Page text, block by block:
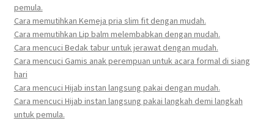
pemula.
Cara memutihkan Kemeja pria slim fit dengan mudah.
Cara memutihkan Lip balm melembabkan dengan mudah.
Cara mencuci Bedak tabur untuk jerawat dengan mudah.
Cara mencuci Gamis anak perempuan untuk acara formal di siang
hari
Cara mencuci Hijab instan langsung pakai dengan mudah.
Cara mencuci Hijab instan langsung pakai langkah demi langkah
untuk pemula.